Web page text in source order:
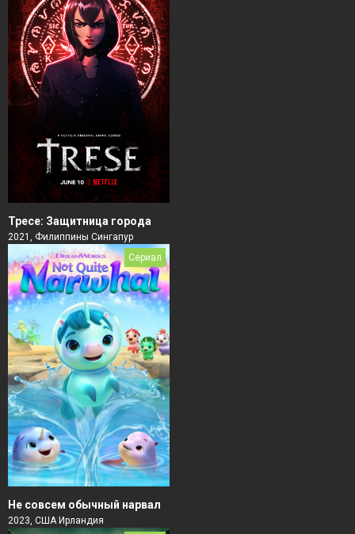
Тресе: Защитница города
2021, Филиппины Сингапур
Сериал
Не совсем обычный нарвал
2023, США Ирландия